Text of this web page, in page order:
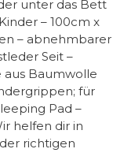
unter das Bett
– 100cm x
– abnehmbarer
Seit –
Baumwolle
für
Pad –
helfen dir in
richtigen